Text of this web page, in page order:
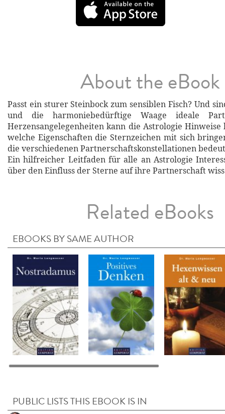
About the eBook
Passt ein sturer Steinbock zum sensiblen Fisch? Und
und die harmoniebedürftige Waage ideale
Herzensangelegenheiten kann die Astrologie Hinweise
welche Eigenschaften die Sternzeichen mit sich
die verschiedenen Partnerschaftskonstellationen
Ein hilfreicher Leitfaden für alle an Astrologie
über den Einfluss der Sterne auf ihre Partnerschaft
Related eBooks
EBOOKS BY SAME AUTHOR
PUBLIC LISTS THIS EBOOK IS IN